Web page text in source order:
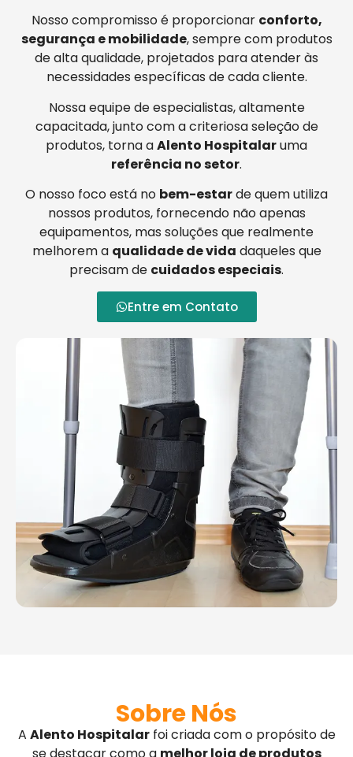
Nosso compromisso é proporcionar conforto,
segurança e mobilidade, sempre com produtos
de alta qualidade, projetados para atender às
necessidades específicas de cada cliente.
Nossa equipe de especialistas, altamente
capacitada, junto com a criteriosa seleção de
produtos, torna aAlento Hospitalaruma
referência no setor.
O nosso foco está no bem-estarde quem utiliza
nossos produtos, fornecendo não apenas
equipamentos, mas soluções que realmente
melhorem a qualidade de vida daqueles que
precisam de cuidados especiais.
Entre em Contato
Sobre Nós
A Alento Hospitalarfoi criada com o propósito de